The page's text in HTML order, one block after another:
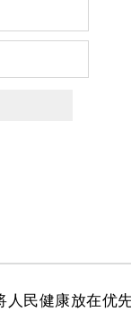
人民健康放在优